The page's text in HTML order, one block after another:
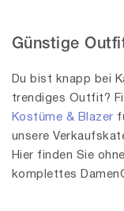
Günstige
Du bist knapp bei
trendiges Outfit?
Kostüme & Blazer
unsere
Hier finden Sie
komplettes